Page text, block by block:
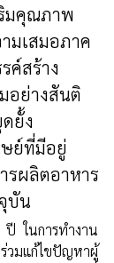
มคุณภาพ
มเสมอภาค​
ค์สร้าง
อย่างสันติ
ยั้ง
ย์ที่มีอยู่
รผลิตอาหาร
บัน
มแก้ไขปัญหาผู้